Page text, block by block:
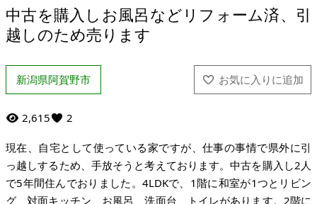
中古を購入しお風呂などリフォーム済、引
越しのため売ります
新潟県阿賀野市
2,615 2
現在、自宅として使っている家ですが、仕事の事情で県外に引
っ越しするため、手放そうと考えております。中古を購入し2人
で5年間住んでおりました。4LDKで、1階に和室が1つとリビン
グ、対面キッチン、お風呂、洗面台、トイレがあります。2階に